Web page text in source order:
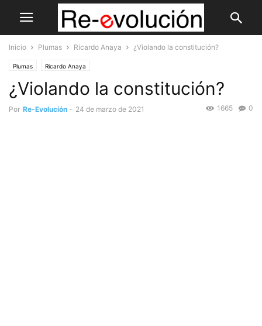
Inicio Plumas Ricardo Anaya ¿Violando la constitución?
Plumas Ricardo Anaya
¿Violando la constitución?
Por Re-Evolución - 24 de marzo de 2021 0
1665